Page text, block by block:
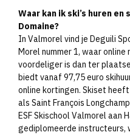
Waar kan ik ski’s huren
Domaine?
In Valmorel vind je Deguili
Morel nummer 1, waar
voordeliger is dan ter
biedt vanaf 97,75 euro
online kortingen. Skiset
als Saint François
ESF Skischool Valmorel aan
gediplomeerde instructeurs,